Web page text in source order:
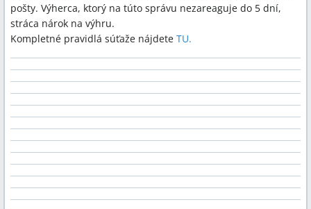
pošty. Výherca, ktorý na túto správu nezareaguje do 5 dní,
stráca nárok na výhru.
Kompletné pravidlá súťaže nájdete TU.